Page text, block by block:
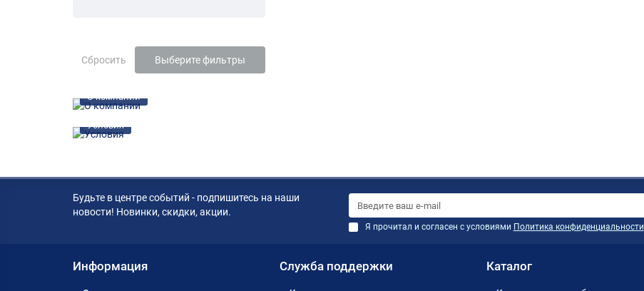
Сбросить Выберите фильтры
О компании
Условия
Будьте в центре событий - подпишитесь на наши
новости! Новинки, скидки, акции.
Я прочитал и согласен с условиями Политика конфиденциальности
Информация Служба поддержки Каталог